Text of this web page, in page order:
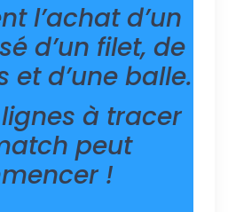
l’achat d’un
d’un filet, de
et d’une balle.
à tracer
peut
!